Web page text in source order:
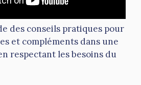
des conseils pratiques pour
et compléments dans une
respectant les besoins du